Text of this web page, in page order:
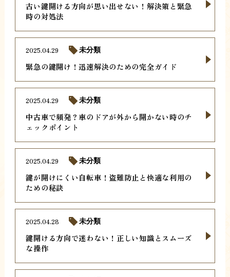
古い鍵開ける方向が思い出せない！解決策と緊急
時の対処法
緊急の鍵開け！迅速解決のための完全ガイド
2025.04.29 未分類
中古車で頻発？車のドアが外から開かない時のチ
ェックポイント
2025.04.29 未分類
鍵が開けにくい自転車！盗難防止と快適な利用の
ための秘訣
2025.04.29 未分類
鍵開ける方向で迷わない！正しい知識とスムーズ
な操作
2025.04.28 未分類